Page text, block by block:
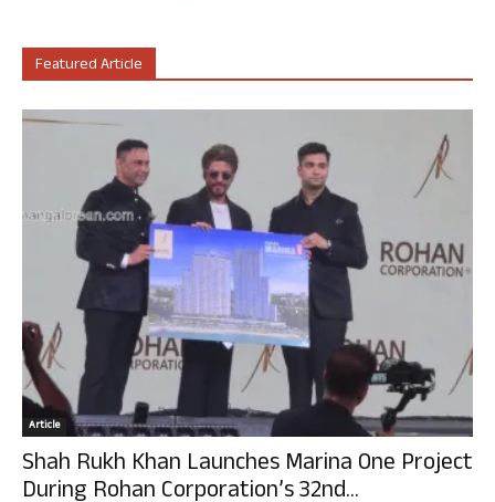
Featured Article
Article
Shah Rukh Khan Launches Marina One Project
During Rohan Corporation’s 32nd...